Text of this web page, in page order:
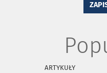
ARTYKUŁY